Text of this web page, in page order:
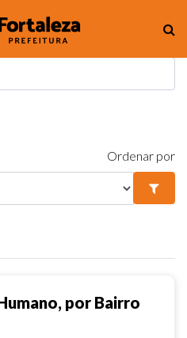
Ordenar por
por Bairro